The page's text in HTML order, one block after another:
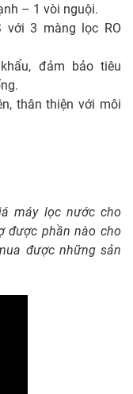
– 1 vòi nguội.
với 3 màng lọc RO
đảm bảo tiêu
thân thiện với môi
máy lọc nước cho
được phần nào cho
được những sản